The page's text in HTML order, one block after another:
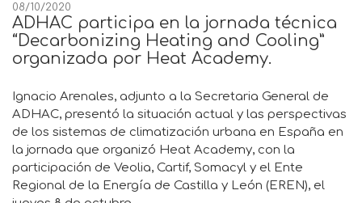
08/10/2020
ADHAC participa en la jornada técnica
“Decarbonizing Heating and Cooling”
organizada por Heat Academy.
Ignacio Arenales, adjunto a la Secretaria General de
ADHAC, presentó la situación actual y las perspectivas
de los sistemas de climatización urbana en España en
la jornada que organizó Heat Academy, con la
participación de Veolia, Cartif, Somacyl y el Ente
Regional de la Energía de Castilla y León (EREN), el